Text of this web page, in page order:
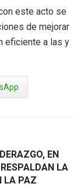
este acto se
de mejorar
eficiente a las y
EN
LA
LA PAZ